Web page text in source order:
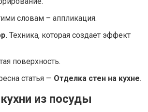
словам – аппликация.
Техника, которая создает эффект
поверхность.
статья — Отделка стен на кухне.
из посуды